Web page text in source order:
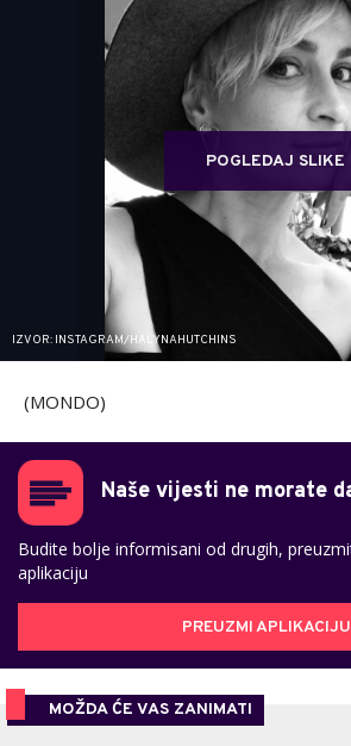
POGLEDAJ SLIKE
IZVOR: INSTAGRAM/HALYNAHUTCHINS
(MONDO)
Naše vijesti ne morate
Budite bolje informisani od drugih,
aplikaciju
PREUZMI APLIKACIJU
MOŽDA ĆE VAS ZANIMATI